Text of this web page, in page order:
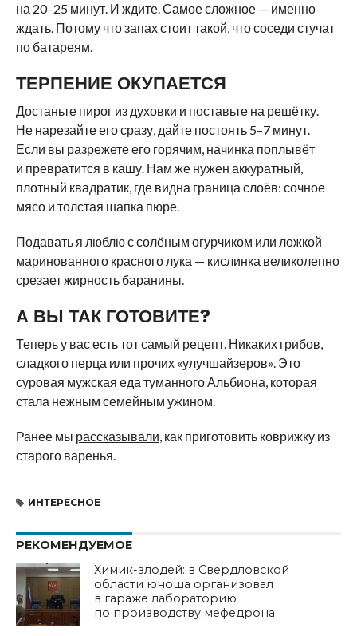
на 20–25 минут. И ждите. Самое сложное — именно
ждать. Потому что запах стоит такой, что соседи стучат
по батареям.
ТЕРПЕНИЕ ОКУПАЕТСЯ
Достаньте пирог из духовки и поставьте на решётку.
Не нарезайте его сразу, дайте постоять 5–7 минут.
Если вы разрежете его горячим, начинка поплывёт
и превратится в кашу. Нам же нужен аккуратный,
плотный квадратик, где видна граница слоёв: сочное
мясо и толстая шапка пюре.
Подавать я люблю с солёным огурчиком или ложкой
маринованного красного лука — кислинка великолепно
срезает жирность баранины.
А ВЫ ТАК ГОТОВИТЕ?
Теперь у вас есть тот самый рецепт. Никаких грибов,
сладкого перца или прочих «улучшайзеров». Это
суровая мужская еда туманного Альбиона, которая
стала нежным семейным ужином.
Ранее мы рассказывали, как приготовить коврижку из
старого варенья.
ИНТЕРЕСНОЕ
РЕКОМЕНДУЕМОЕ
Химик-злодей: в Свердловской
области юноша организовал
в гараже лабораторию
по производству мефедрона